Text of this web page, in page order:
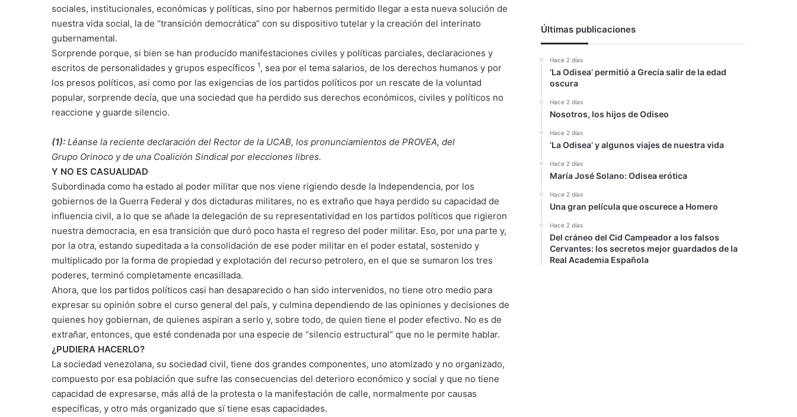
sociales, institucionales, económicas y políticas, sino por habernos permitido llegar a esta nueva solución de
nuestra vida social, la de “transición democrática” con su dispositivo tutelar y la creación del interinato
gubernamental.
Sorprende porque, si bien se han producido manifestaciones civiles y políticas parciales, declaraciones y
escritos de personalidades y grupos específicos 1, sea por el tema salarios, de los derechos humanos y por
los presos políticos, asi como por las exigencias de los partidos políticos por un rescate de la voluntad
popular, sorprende decía, que una sociedad que ha perdido sus derechos económicos, civiles y políticos no
reaccione y guarde silencio.
(1): Léanse la reciente declaración del Rector de la UCAB, los pronunciamientos de PROVEA, del
Grupo Orinoco y de una Coalición Sindical por elecciones libres.
Y NO ES CASUALIDAD
Subordinada como ha estado al poder militar que nos viene rigiendo desde la Independencia, por los
gobiernos de la Guerra Federal y dos dictaduras militares, no es extraño que haya perdido su capacidad de
influencia civil, a lo que se añade la delegación de su representatividad en los partidos políticos que rigieron
nuestra democracia, en esa transición que duró poco hasta el regreso del poder militar. Eso, por una parte y,
por la otra, estando supeditada a la consolidación de ese poder militar en el poder estatal, sostenido y
multiplicado por la forma de propiedad y explotación del recurso petrolero, en el que se sumaron los tres
poderes, terminó completamente encasillada.
Ahora, que los partidos políticos casi han desaparecido o han sido intervenidos, no tiene otro medio para
expresar su opinión sobre el curso general del país, y culmina dependiendo de las opiniones y decisiones de
quienes hoy gobiernan, de quienes aspiran a serlo y, sobre todo, de quien tiene el poder efectivo. No es de
extrañar, entonces, que esté condenada por una especie de “silencio estructural” que no le permite hablar.
¿PUDIERA HACERLO?
La sociedad venezolana, su sociedad civil, tiene dos grandes componentes, uno atomizado y no organizado,
compuesto por esa población que sufre las consecuencias del deterioro económico y social y que no tiene
capacidad de expresarse, más allá de la protesta o la manifestación de calle, normalmente por causas
específicas, y otro más organizado que sï tiene esas capacidades.
Últimas publicaciones
Hace 2 días
‘La Odisea’ permitió a Grecia salir de la edad
oscura
Hace 2 días
Nosotros, los hijos de Odiseo
Hace 2 días
‘La Odisea’ y algunos viajes de nuestra vida
Hace 2 días
María José Solano: Odisea erótica
Hace 2 días
Una gran película que oscurece a Homero
Hace 2 días
Del cráneo del Cid Campeador a los falsos
Cervantes: los secretos mejor guardados de la
Real Academia Española